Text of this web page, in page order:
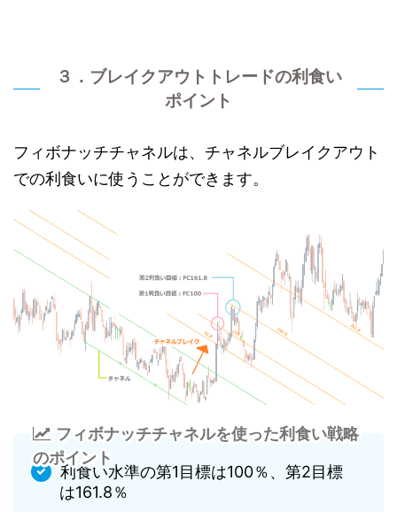
３．ブレイクアウトトレードの利食い
ポイント
フィボナッチチャネルは、チャネルブレイクアウト
での利食いに使うことができます。
フィボナッチチャネルを使った利食い戦略
のポイント
利食い水準の第1目標は100％、第2目標
は161.8％